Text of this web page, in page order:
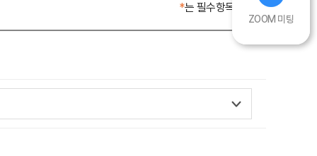
*는 필수항목입니다.
ZOOM 미팅